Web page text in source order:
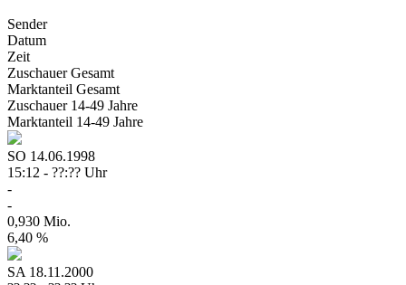
Sender
Datum
Zeit
ZuschauerGesamt
Marktanteil Gesamt
Zuschauer 14-49 Jahre
Marktanteil 14-49 Jahre
SO 14.06.1998
15:12 - ??:?? Uhr
-
-
0,930 Mio.
6,40 %
SA 18.11.2000